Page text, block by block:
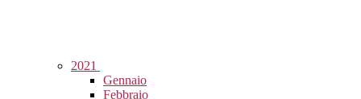
2021
Gennaio
Febbraio